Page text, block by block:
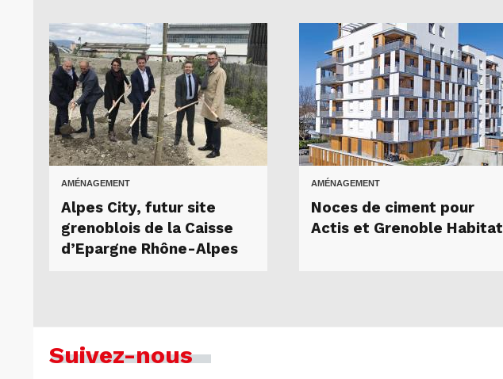
AMÉNAGEMENT
Alpes City, futur site
grenoblois de la Caisse
d’Epargne Rhône-Alpes
AMÉNAGEMENT
Noces de ciment pour
Actis et Grenoble Habitat
Suivez-nous